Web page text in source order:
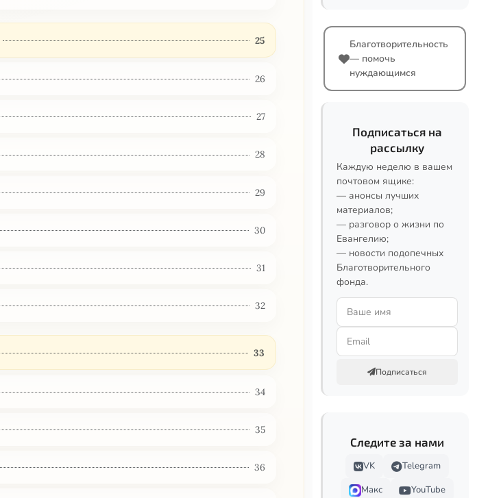
25
26
27
28
29
30
31
32
33
34
35
36
Благотворительность
— помочь
нуждающимся
Подписаться на
рассылку
Каждую неделю в вашем
почтовом ящике:
— анонсы лучших
материалов;
— разговор о жизни по
Евангелию;
— новости подопечных
Благотворительного
фонда.
Подписаться
Следите за нами
VK
Telegram
Макс
YouTube